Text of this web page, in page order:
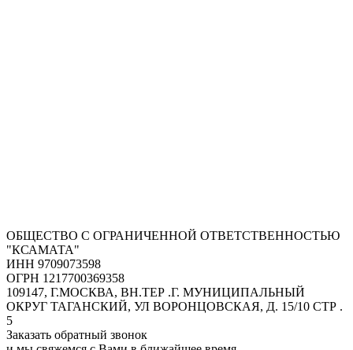
ОБЩЕСТВО С ОГРАНИЧЕННОЙ ОТВЕТСТВЕННОСТЬЮ
"КСАМАТА"
ИНН 9709073598
ОГРН 1217700369358
109147, Г.МОСКВА, ВН.ТЕР .Г. МУНИЦИПАЛЬНЫЙ
ОКРУГ ТАГАНСКИЙ, УЛ ВОРОНЦОВСКАЯ, Д. 15/10 СТР .
5
Заказать обратный звонок